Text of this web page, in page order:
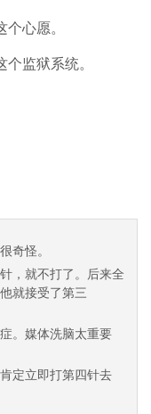
心愿。
监狱系统。
奇怪。
，就不打了。后来全
就接受了第三
。媒体洗脑太重要
定立即打第四针去